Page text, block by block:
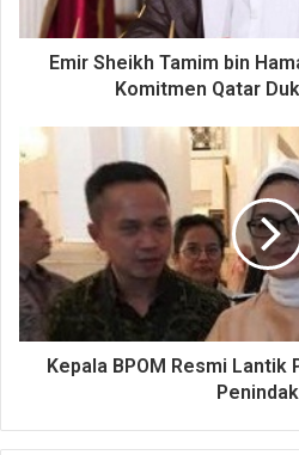
Emir Sheikh Tamim bin
Komitmen Qatar
Kepala BPOM Resmi Lantik